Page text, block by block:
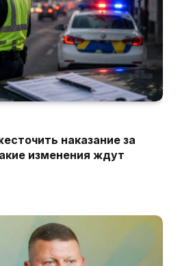
наказание за
изменения ждут